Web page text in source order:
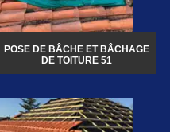
POSE DE BÂCHE ET BÂCHAGE
DE TOITURE 51